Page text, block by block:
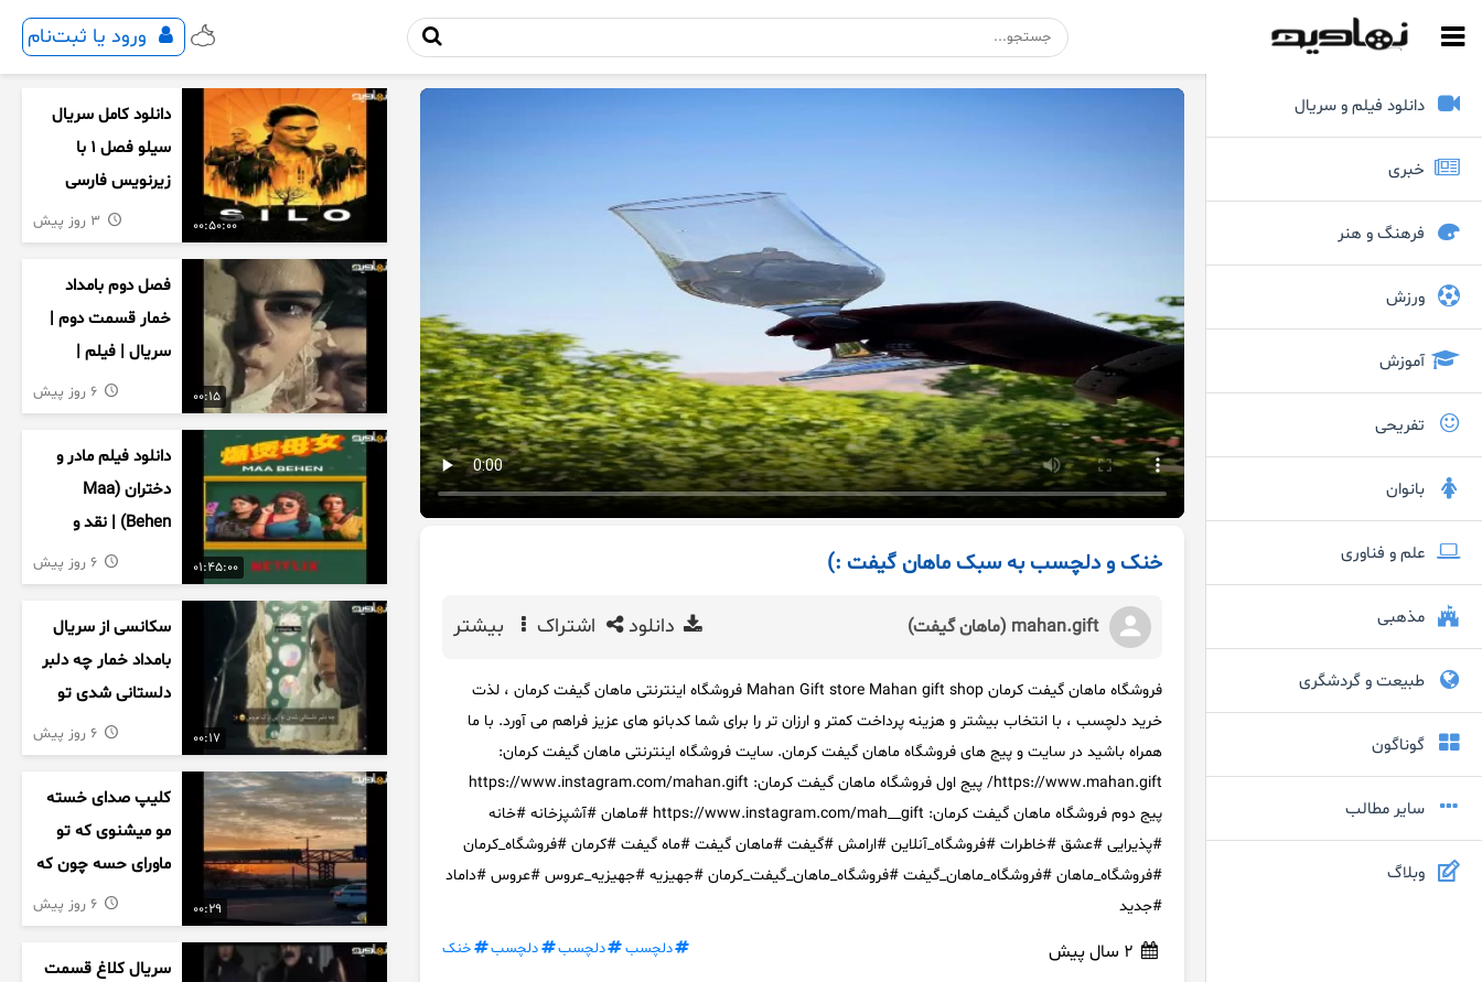
ورود یا ثبت‌نام
دانلود فیلم و سریال
خبری
فرهنگ و هنر
ورزش
آموزش
تفریحی
بانوان
علم و فناوری
مذهبی
طبیعت و گردشگری
گوناگون
سایر مطالب
وبلاگ
خنک و دلچسب به سبک ماهان گیفت :)
mahan.gift (ماهان گیفت) دانلود اشتراک بیشتر
فروشگاه ماهان گیفت کرمان Mahan Gift store Mahan gift shop فروشگاه اینترنتی ماهان گیفت کرمان ، لذت
خرید دلچسب ، با انتخاب بیشتر و هزینه پرداخت کمتر و ارزان تر را برای شما کدبانو های عزیز فراهم می آورد. با ما
همراه باشید در سایت و پیج های فروشگاه ماهان گیفت کرمان. سایت فروشگاه اینترنتی ماهان گیفت کرمان:
https://www.mahan.gift/ پیج اول فروشگاه ماهان گیفت کرمان: https://www.instagram.com/mahan.gift
پیج دوم فروشگاه ماهان گیفت کرمان: https://www.instagram.com/mah__gift #ماهان #آشپزخانه #خانه
#پذیرایی #عشق #خاطرات #فروشگاه_آنلاین #ارامش #گیفت #ماهان گیفت #ماه گیفت #کرمان #فروشگاه_کرمان
#فروشگاه_ماهان #فروشگاه_ماهان_گیفت #فروشگاه_ماهان_گیفت_کرمان #جهیزیه #جهیزیه_عروس #عروس #داماد
#جدید
دلچسب دلچسب دلچسب خنک
00:50:00
دانلود کامل سریال
سیلو فصل ۱ با
زیرنویس فارسی
00:15
فصل دوم بامداد
خمار قسمت دوم |
سریال | فیلم |
نمایش خانگی |
محبوبه | سینمایی
01:45:00
دانلود فیلم مادر و
دختران (Maa
Behen) | نقد و
بررسی درام خانوادگی
هندی
00:17
سکانسی از سریال
بامداد خمار چه دلبر
دلستانی شدی تو
این بزک عروس..
00:29
کلیپ صدای خسته
مو میشنوی که تو
ماورای حسه چون که
داریم می رسیم به
اخرای قصه
سریال کلاغ قسمت